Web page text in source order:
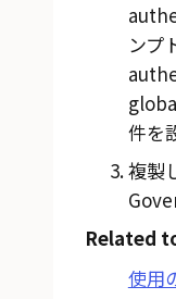
ンプ
件を
複製
Related
使用